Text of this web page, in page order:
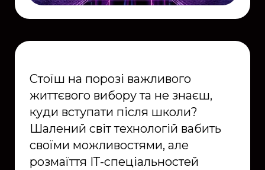
Стоїш на порозі важливого
життєвого вибору та не знаєш,
куди вступати після школи?
Шалений світ технологій вабить
своїми можливостями, але
розмаїття ІТ-спеціальностей